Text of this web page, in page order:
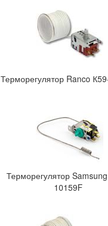
Терморегулятор Ranco
Терморегулятор
10159F